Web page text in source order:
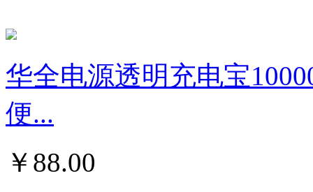
华全电源透明充电宝
便...
￥ 88.00